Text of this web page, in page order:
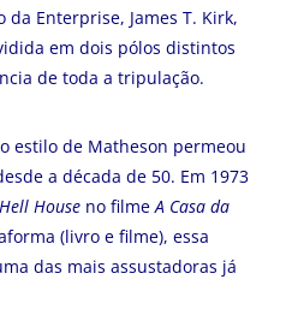
da Enterprise, James T. Kirk,
em dois pólos distintos
de toda a tripulação.
estilo de Matheson permeou
a década de 50. Em 1973
Hell House no filmeA Casa da
(livro e filme), essa
das mais assustadoras já